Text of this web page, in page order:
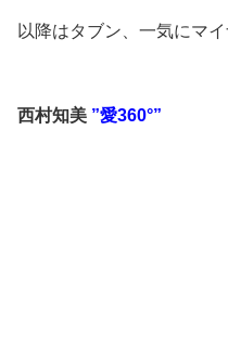
以降はタブン、一気にマイ
西村知美 ”愛360°”